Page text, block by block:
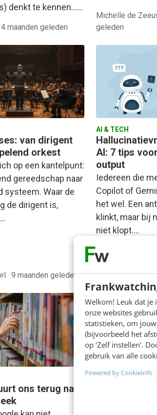
Welkom! Leuk dat je
onze websites
statistieken, om
(bijvoorbeeld het
op ‘Zelf instellen’.
gebruik van alle
Powered by CookieInfo
denkt te kennen……
4 maanden geleden
Michelle de
geleden
van dirigent
orkest
op een kantelpunt:
gereedschap naar
systeem. Waar de
de dirigent is,
· 9 maanden geleden
AI & TECH
AI: 7 tips
output
Iedereen die
Copilot of
het wel. Een
klinkt, maar bij
niet klopt.…
Pieter Fokkema·
ons terug naar
MARKETING